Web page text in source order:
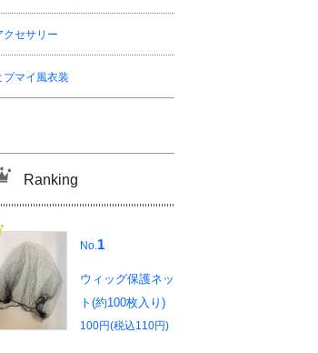
クセサリー
プマイ風衣装
Ranking
No. 1
ウィッグ保護ネッ
ト(約100枚入り)
100円(税込110円)